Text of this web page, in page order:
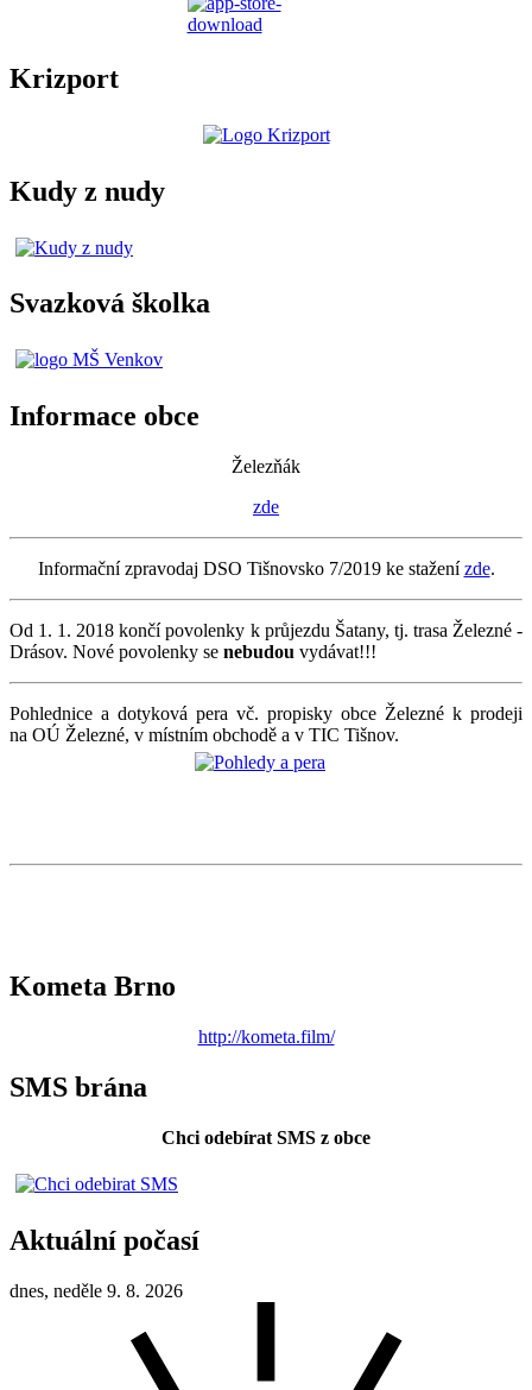
Krizport
Kudy z nudy
Svazková školka
Informace obce
Železňák
zde
Informační zpravodaj DSO Tišnovsko 7/2019 ke staženízde.
Od 1. 1. 2018 končí povolenky k průjezdu Šatany, tj. trasa Železné -
Drásov. Nové povolenky se nebudou vydávat!!!
Pohlednice a dotyková pera vč. propisky obce Železné k prodeji
na OÚ Železné, v místním obchodě a v TIC Tišnov.
Kometa Brno
http://kometa.film/
SMS brána
Chci odebírat SMS z obce
Aktuální počasí
dnes, neděle 9. 8. 2026